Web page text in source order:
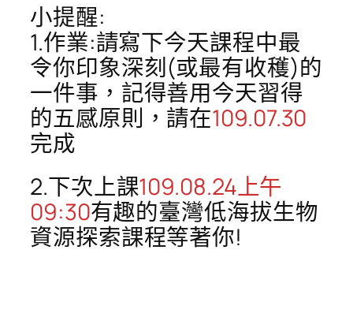
小提醒:
1.作業:請寫下今天課程中最
令你印象深刻(或最有收穫)的
一件事，記得善用今天習得
的五感原則，請在109.07.30
完成
2.下次上課109.08.24上午
09:30有趣的臺灣低海拔生物
資源探索課程等著你!